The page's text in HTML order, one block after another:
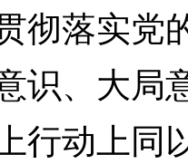
彻落实党
识、大局
行动上同